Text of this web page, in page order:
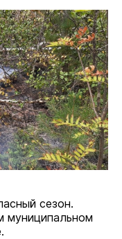
сезон.
муниципальном